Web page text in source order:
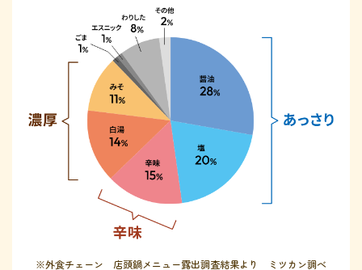
※外食チェーン 店頭鍋メニュー露出調査結果より ミツカン調べ